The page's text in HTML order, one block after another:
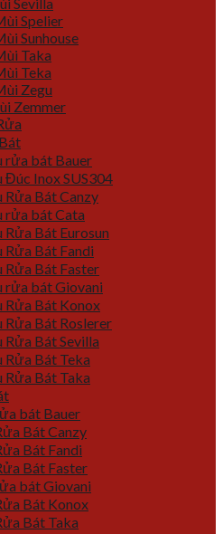
Spelier
Sunhouse
Taka
Teka
Zegu
Zemmer
rửa bát Bauer
Đúc Inox SUS304
Rửa Bát Canzy
rửa bát Cata
Rửa Bát Eurosun
Rửa Bát Fandi
Rửa Bát Faster
rửa bát Giovani
Rửa Bát Konox
Rửa Bát Roslerer
Rửa Bát Sevilla
Rửa Bát Teka
Rửa Bát Taka
bát Bauer
Bát Canzy
Bát Fandi
Bát Faster
bát Giovani
Bát Konox
Bát Taka